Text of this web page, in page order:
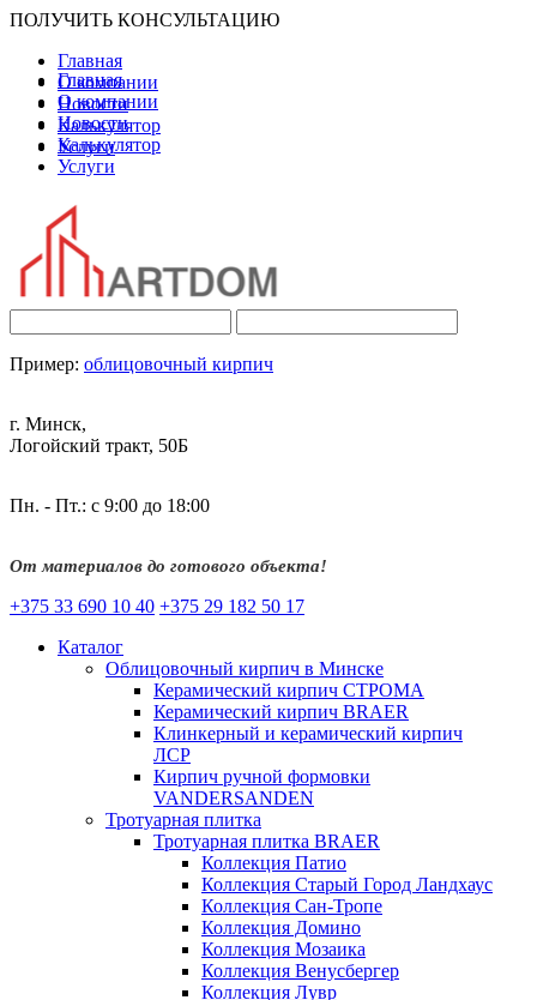
ПОЛУЧИТЬ КОНСУЛЬТАЦИЮ
Главная
О компании
Новости
Калькулятор
Услуги
Главная
О компании
Новости
Калькулятор
Услуги
Пример: облицовочный кирпич
г. Минск,
Логойский тракт, 50Б
Пн. - Пт.: с 9:00 до 18:00
От материалов до готового объекта!
+375 33 690 10 40 +375 29 182 50 17
Каталог
Облицовочный кирпич в Минске
Керамический кирпич СТРОМА
Керамический кирпич BRAER
Клинкерный и керамический кирпич
ЛСР
Кирпич ручной формовки
VANDERSANDEN
Тротуарная плитка
Тротуарная плитка BRAER
Коллекция Патио
Коллекция Старый Город Ландхаус
Коллекция Сан-Тропе
Коллекция Домино
Коллекция Мозаика
Коллекция Венусбергер
Коллекция Лувр